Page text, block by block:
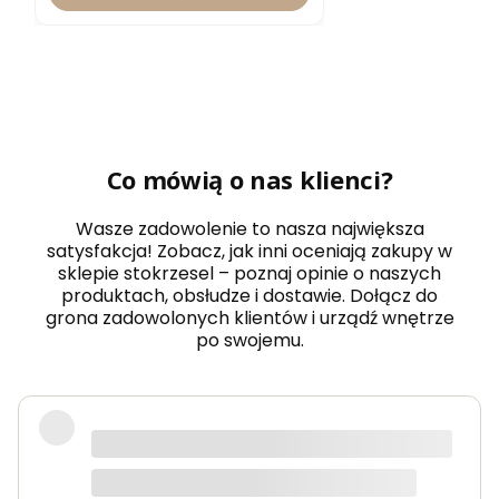
Co mówią o nas klienci?
Wasze zadowolenie to nasza największa
satysfakcja! Zobacz, jak inni oceniają zakupy w
sklepie stokrzesel – poznaj opinie o naszych
produktach, obsłudze i dostawie. Dołącz do
grona zadowolonych klientów i urządź wnętrze
po swojemu.
Fotel piękny, wygodny, polecam.